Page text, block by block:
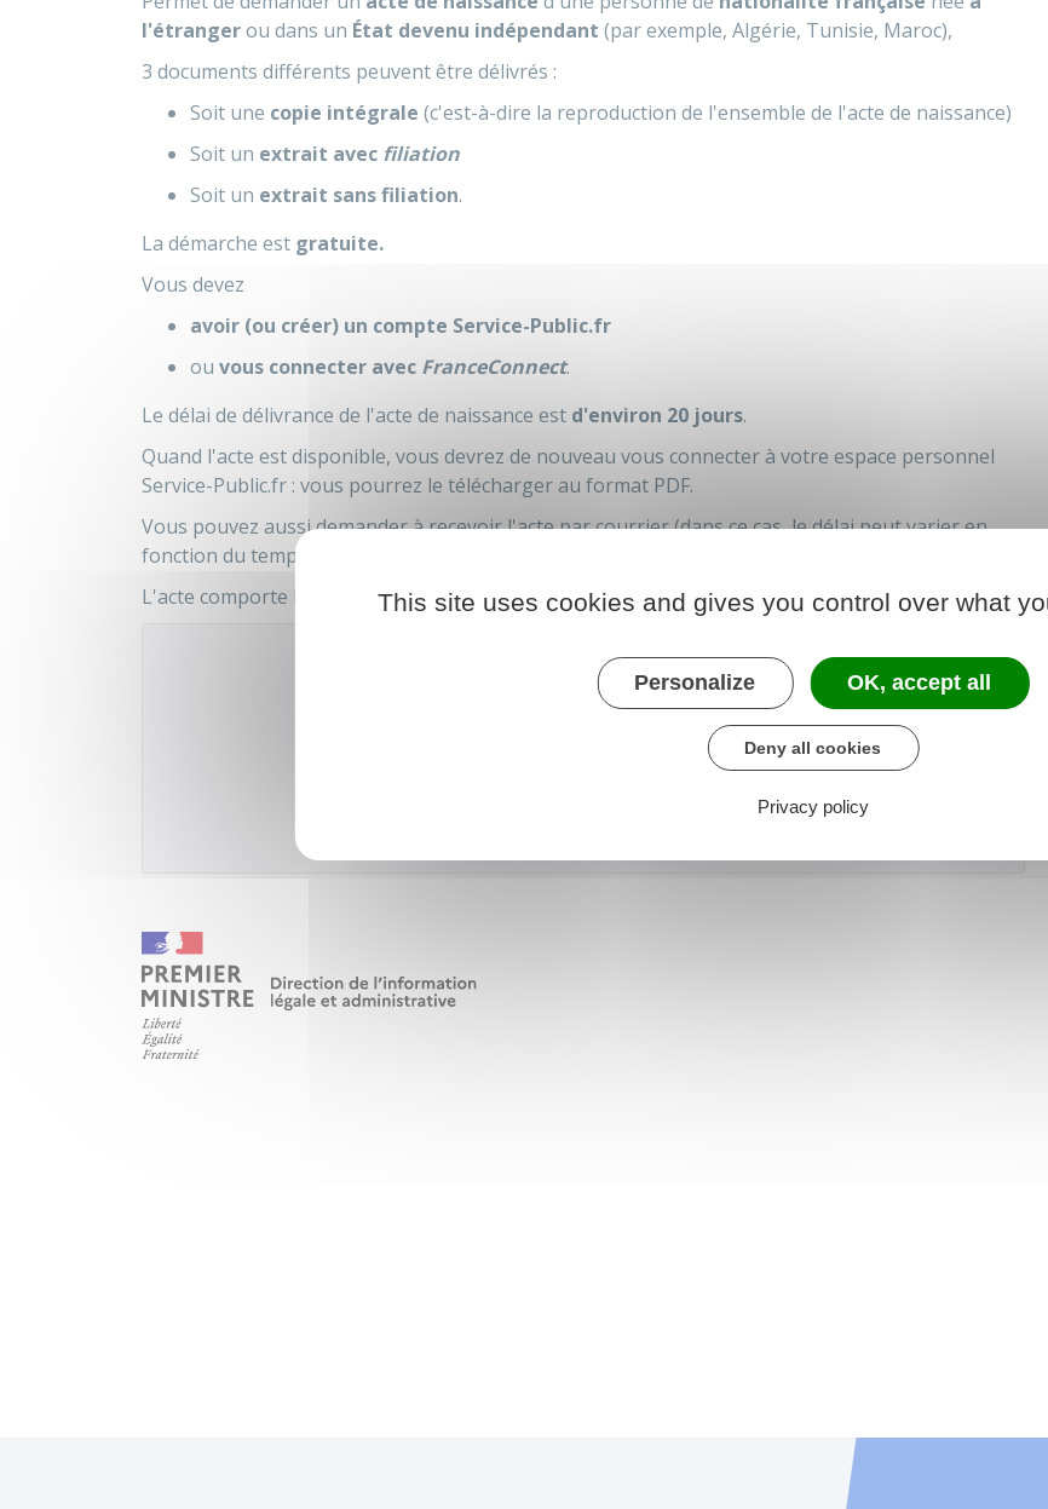
l'étrangerou dans un État devenu indépendant (par exemple, Algérie, Tunisie, Maroc),
3 documents différents peuvent être délivrés :
Soit une copie intégrale (c'est-à-dire la reproduction de l'ensemble de l'acte de naissance)
Soit un extrait avec filiation
Soit un extrait sans filiation.
La démarche est gratuite.
Vous devez
avoir (ou créer) un compte Service-Public.fr
ou vous connecter avec FranceConnect.
Le délai de délivrance de l'acte de naissance est d'environ 20 jours.
Quand l'acte est disponible, vous devrez de nouveau vous connecter à votre espace personnel
Service-Public.fr : vous pourrez le télécharger au format PDF.
Vous pouvez aussi demander à recevoir l'acte par courrier (dans ce cas, le délai peut varier en
fonction du temps d'acheminement du courrier).
L'acte comporte la signature électronique d'un officier d'état civil.
Accéder au téléservice
This site uses cookies and gives you control over what
Personalize OK, accept all
Deny all cookies
Privacy policy